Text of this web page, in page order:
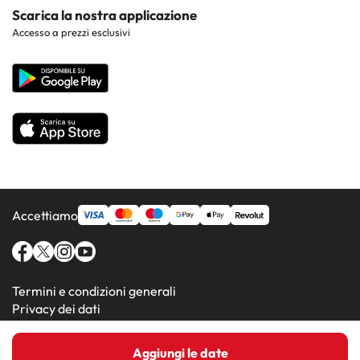
Aggiungi le date
Costa de la Luz
Hotel nelle regioni più popolari
Tutti gli hotel
Contattaci
Sito corporate
Scarica la nostra applicazione
Accesso a prezzi esclusivi
Accettiamo
Termini e condizioni generali
Privacy dei dati